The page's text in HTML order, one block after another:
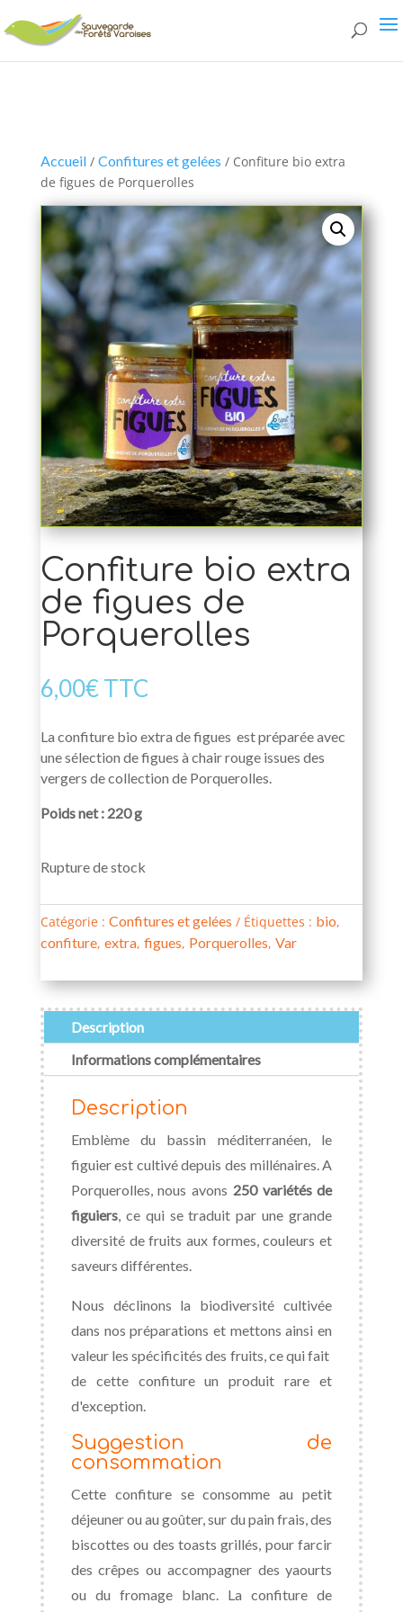
single-product.php
Accueil/ Confitures et gelées / Confiture bio extra
de figues de Porquerolles
Confiture bio extra
de figues de
Porquerolles
6,00€TTC
La confiture bio extra de figues est préparée avec
une sélection de figues à chair rouge issues des
vergers de collection de Porquerolles.
Poids net : 220 g
Rupture de stock
Catégorie : Confitures et gelées Étiquettes : bio,
confiture, extra, figues, Porquerolles, Var
Description
Informations complémentaires
Description
Emblème du bassin méditerranéen, le
figuier est cultivé depuis des millénaires. A
Porquerolles, nous avons 250 variétés de
figuiers, ce qui se traduit par une grande
diversité de fruits aux formes, couleurs et
saveurs différentes.
Nous déclinons la biodiversité cultivée
dans nos préparations et mettons ainsi en
valeur les spécificités des fruits, ce qui fait
de cette confiture un produit rare et
d'exception.
Suggestion de
consommation
Cette confiture se consomme au petit
déjeuner ou au goûter, sur du pain frais, des
biscottes ou des toasts grillés, pour farcir
des crêpes ou accompagner des yaourts
ou du fromage blanc. La confiture de